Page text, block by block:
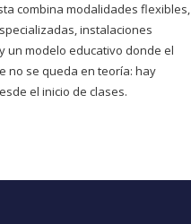
combina modalidades flexibles,
instalaciones
un modelo educativo donde el
no se queda en teoría: hay
el inicio de clases.